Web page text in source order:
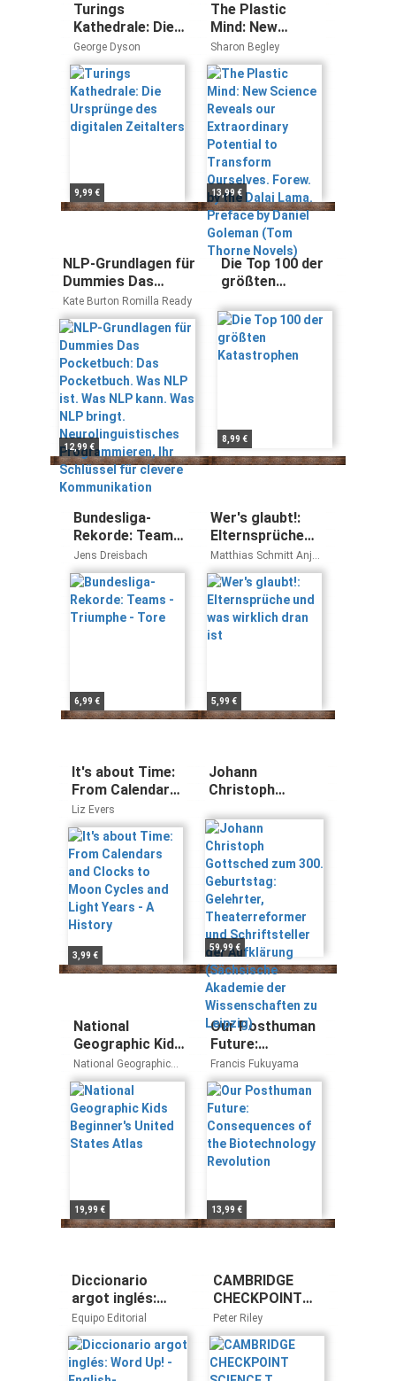
Turings
Kathedrale: Die
Ursprünge des
digitalen
Zeitalters
George Dyson
9,99 €
The Plastic
Mind: New
Science Reveals
our
Extraordinary
Potential to
Transform
Ourselves.
Forew. by the
Dalai Lama.
Preface by
Daniel Goleman
(Tom Thorne
Novels)
Sharon Begley
13,99 €
NLP-Grundlagen für
Dummies Das
Pocketbuch: Das
Pocketbuch. Was
NLP ist. Was NLP
kann. Was NLP
bringt.
Neurolinguistisches
Programmieren, Ihr
Schlüssel für
clevere
Kommunikation
Kate Burton Romilla Ready
12,99 €
Die Top 100 der
größten
8,99 €
Bundesliga-
Rekorde: Teams
- Triumphe -
Tore
Jens Dreisbach
6,99 €
Wer's glaubt!:
Elternsprüche
und was wirklich
dran ist
Matthias Schmitt Anja
Fröhlich
5,99 €
It's about Time:
From Calendars
and Clocks to
Moon Cycles
and Light Years -
A History
Liz Evers
3,99 €
Johann
Christoph
300. Geburtstag:
Gelehrter,
Theaterreformer
und
Schriftsteller
der Aufklärung
(Sächsische
Akademie der
Wissenschaften
zu Leipzig)
59,99 €
National
Geographic Kids
Beginner's
United States
Atlas
National Geographic
Kids
19,99 €
Our Posthuman
Future:
Consequences
of the
Biotechnology
Revolution
Francis Fukuyama
13,99 €
Diccionario
argot inglés:
Word Up! -
English-
Spanish/Spanish-
English
Equipo Editorial
CAMBRIDGE
CHECKPOINT
SCIENCE T
(Cambridge
Secondary)
Peter Riley